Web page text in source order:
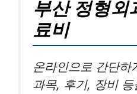
부산 정형외
료비
온라인으로 간단하
과목, 후기, 장비